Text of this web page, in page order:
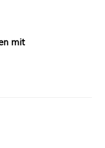
mit